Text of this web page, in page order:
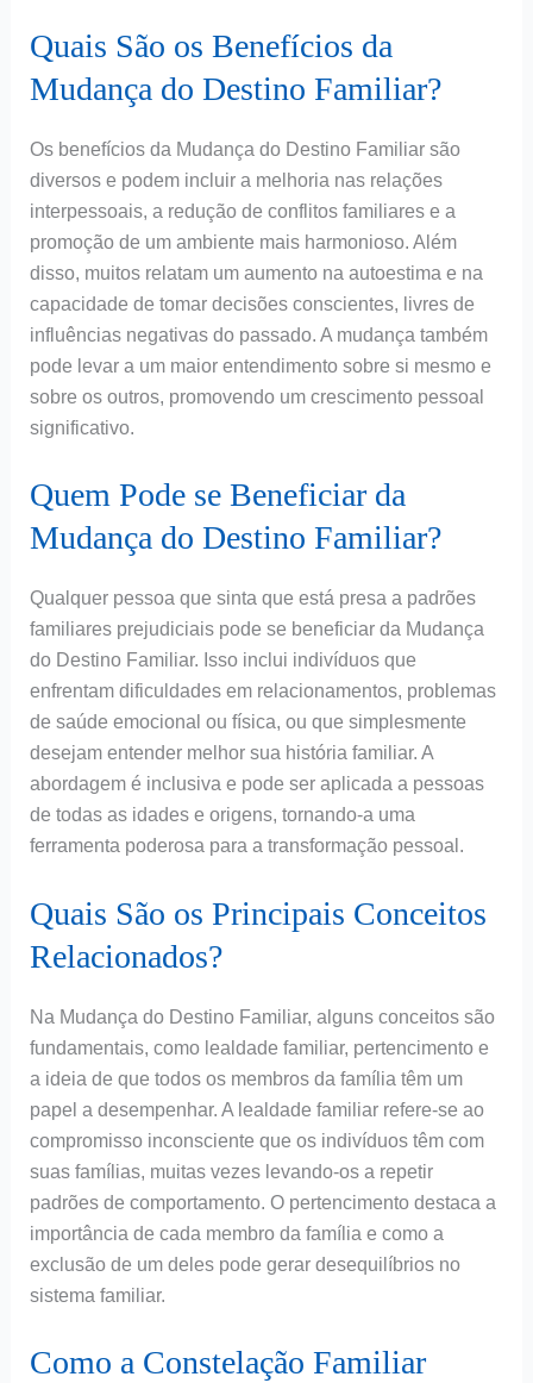
Quais São os Benefícios da
Mudança do Destino Familiar?
Os benefícios da Mudança do Destino Familiar são
diversos e podem incluir a melhoria nas relações
interpessoais, a redução de conflitos familiares e a
promoção de um ambiente mais harmonioso. Além
disso, muitos relatam um aumento na autoestima e na
capacidade de tomar decisões conscientes, livres de
influências negativas do passado. A mudança também
pode levar a um maior entendimento sobre si mesmo e
sobre os outros, promovendo um crescimento pessoal
significativo.
Quem Pode se Beneficiar da
Mudança do Destino Familiar?
Qualquer pessoa que sinta que está presa a padrões
familiares prejudiciais pode se beneficiar da Mudança
do Destino Familiar. Isso inclui indivíduos que
enfrentam dificuldades em relacionamentos, problemas
de saúde emocional ou física, ou que simplesmente
desejam entender melhor sua história familiar. A
abordagem é inclusiva e pode ser aplicada a pessoas
de todas as idades e origens, tornando-a uma
ferramenta poderosa para a transformação pessoal.
Quais São os Principais Conceitos
Relacionados?
Na Mudança do Destino Familiar, alguns conceitos são
fundamentais, como lealdade familiar, pertencimento e
a ideia de que todos os membros da família têm um
papel a desempenhar. A lealdade familiar refere-se ao
compromisso inconsciente que os indivíduos têm com
suas famílias, muitas vezes levando-os a repetir
padrões de comportamento. O pertencimento destaca a
importância de cada membro da família e como a
exclusão de um deles pode gerar desequilíbrios no
sistema familiar.
Como a Constelação Familiar